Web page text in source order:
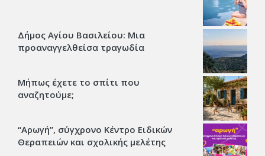
Δήμος Αγίου Βασιλείου: Μια
προαναγγελθείσα τραγωδία
Μήπως έχετε το σπίτι που
αναζητούμε;
“Αρωγή”, σύγχρονο Κέντρο Ειδικών
Θεραπειών και σχολικής μελέτης